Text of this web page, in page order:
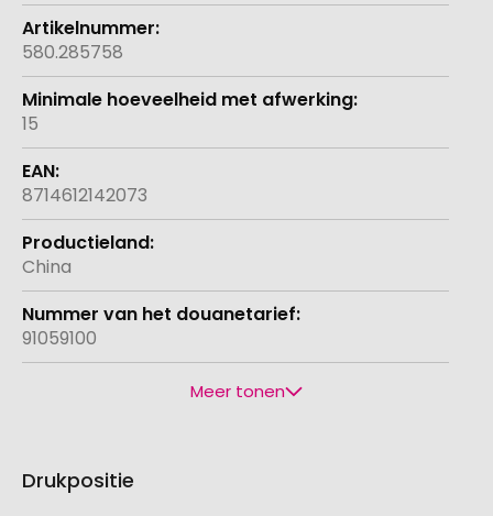
580.285758
15
8714612142073
China
91059100
Meer tonen
Drukpositie